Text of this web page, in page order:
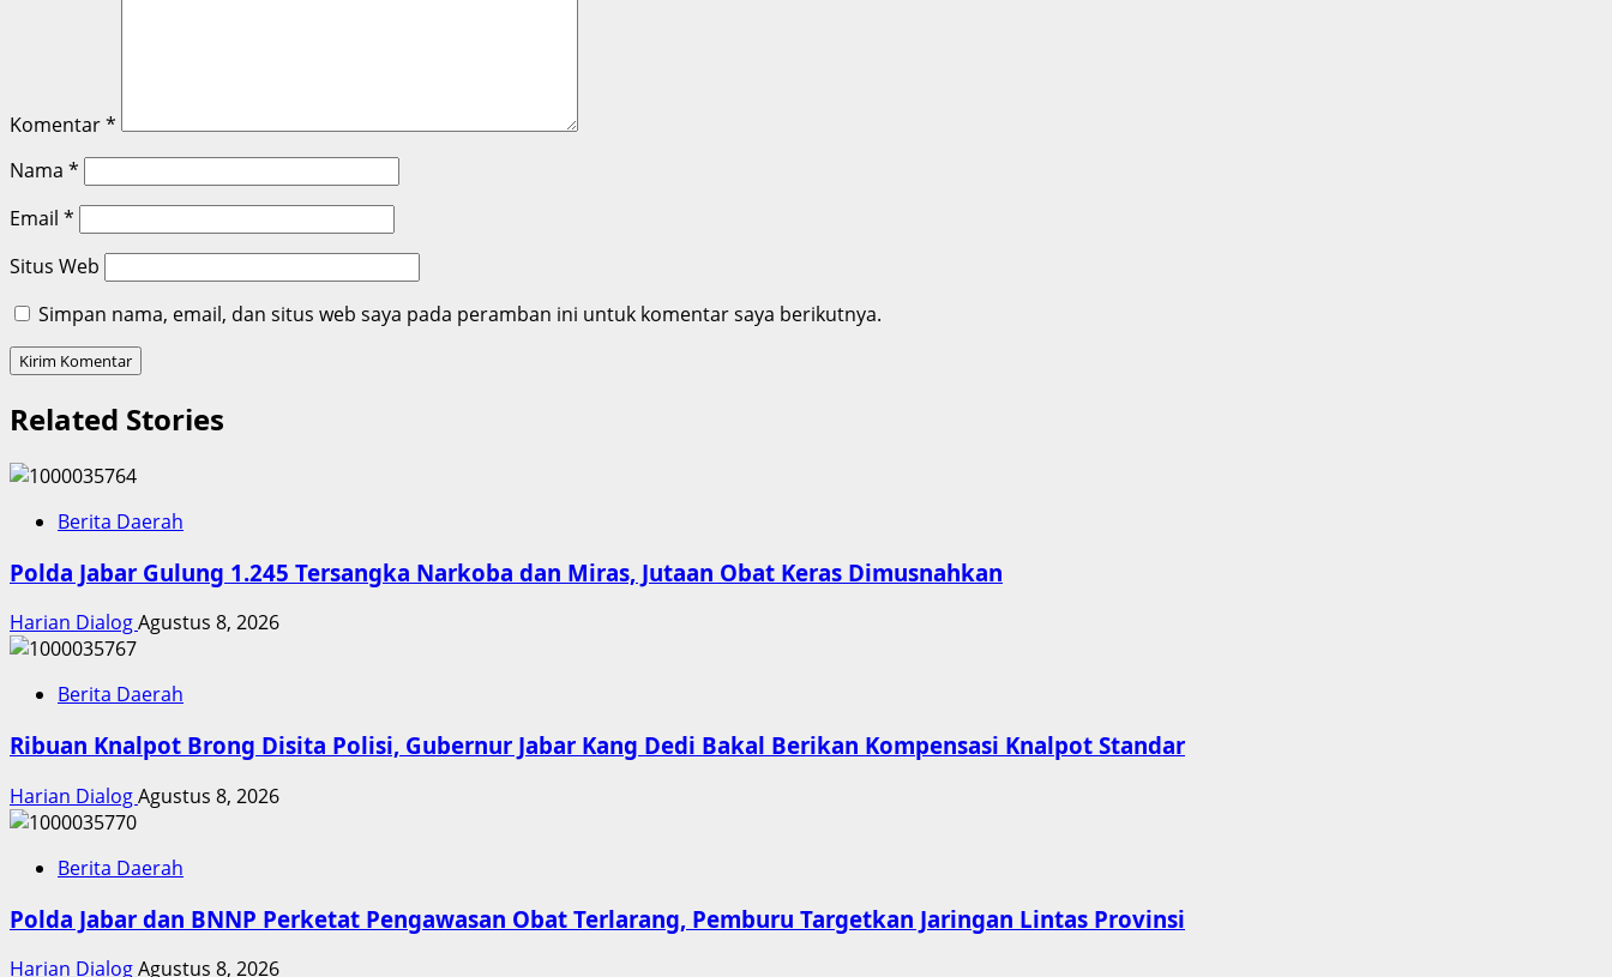
Komentar*
Nama *
Email *
Situs Web
Simpan nama, email, dan situs web saya pada peramban ini untuk komentar saya berikutnya.
Related Stories
Berita Daerah
Polda Jabar Gulung 1.245 Tersangka Narkoba dan Miras, Jutaan Obat Keras Dimusnahkan
Harian DialogAgustus 8, 2026
Berita Daerah
Ribuan Knalpot Brong Disita Polisi, Gubernur Jabar Kang Dedi Bakal Berikan Kompensasi Knalpot Standar
Harian DialogAgustus 8, 2026
Berita Daerah
Polda Jabar dan BNNP Perketat Pengawasan Obat Terlarang, Pemburu Targetkan Jaringan Lintas Provinsi
Harian DialogAgustus 8, 2026